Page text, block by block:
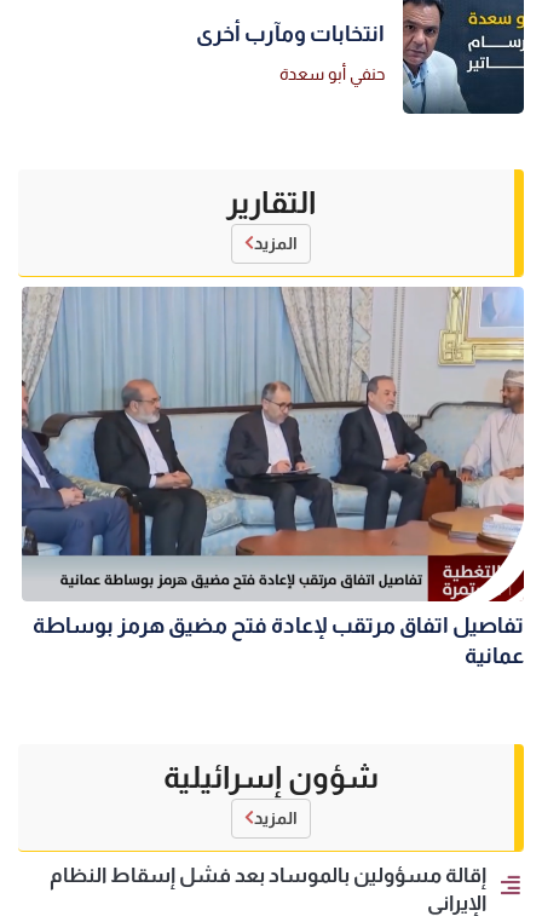
انتخابات ومآرب أخرى
حنفي أبو سعدة
التقارير
المزيد
تفاصيل اتفاق مرتقب لإعادة فتح مضيق هرمز بوساطة
عمانية
شؤون إسرائيلية
المزيد
إقالة مسؤولين بالموساد بعد فشل إسقاط النظام
الإيراني